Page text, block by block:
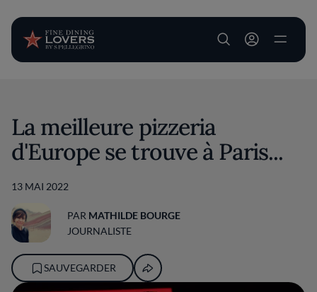
User account
La meilleure pizzeria
d'Europe se trouve à Paris...
13 MAI 2022
PAR MATHILDE BOURGE
JOURNALISTE
SAUVEGARDER